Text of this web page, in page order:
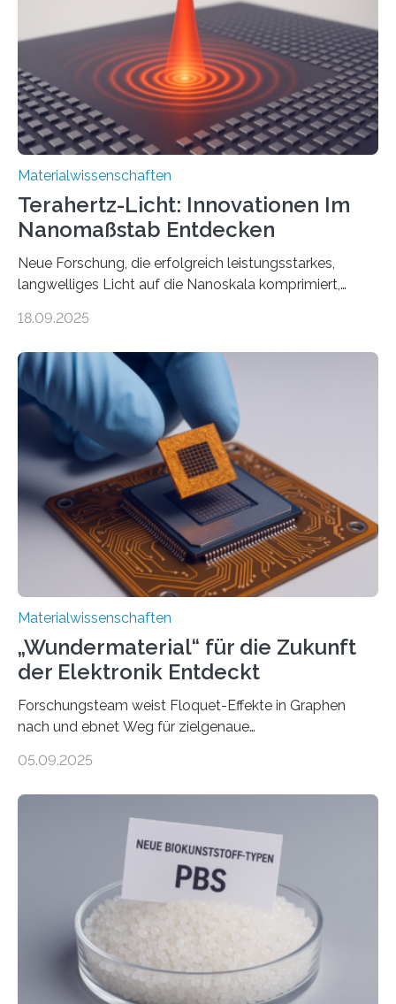
the American Chemical Society. —What for?
Materialien, die gleichzeitig Strom leiten und Licht
beeinflussen können, sind für viele moderne
Technologien…
Materialwissenschaften
Terahertz-Licht: Innovationen Im
Nanomaßstab Entdecken
Neue Forschung, die erfolgreich leistungsstarkes,
langwelliges Licht auf die Nanoskala komprimiert,
optoelektronischen Geräten ermöglichen, geleitet von
Forschung, die erfolgreich leistungsstarkes,
langwelliges Licht auf die Nanoskala komprimiert,
könnte Fortschritte in der Terahertz-Optik und bei
optoelektronischen Geräten ermöglichen, geleitet von
Vanderbilt und dem Fritz-Haber-Institut Josh Caldwell,
Professor für Maschinenbau und Direktor des
interdisziplinären Graduiertenprogramms für
Materialwissenschaften an der Vanderbilt University,
und Alexander Paarmann vom Fritz-Haber-Institut
leiteten ein internationales Forschungsprojekt, das…
18.09.2025
Materialwissenschaften
„Wundermaterial“ für die Zukunft
der Elektronik Entdeckt
Forschungsteam weist Floquet-Effekte in Graphen
nach und ebnet Weg für zielgenaue
– nur eine Atomlage dick, aber extrem leitfähig und
Sensoren, leistungsstarken Batterien und effizienten
Solarzellen. Eine neue Studie hebt das Potenzial nun
noch auf ein neues Level: Zum ersten Mal haben
Forschende an der Universität Göttingen gemeinsam
mit Kollegen aus Braunschweig, Bremen und der
Schweiz direkt beobachtet, wie in Graphen…
05.09.2025